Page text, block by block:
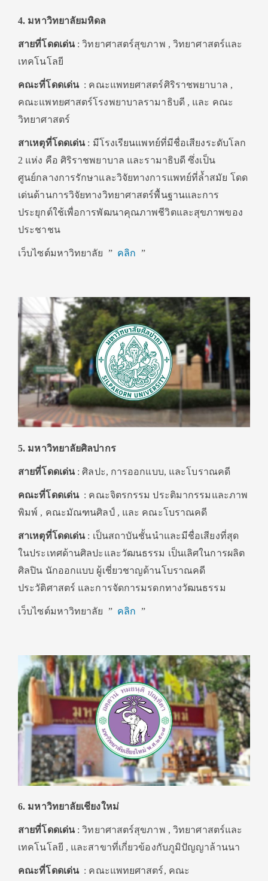
4. มหาวิทยาลัยมหิดล
สายที่โดดเด่น: วิทยาศาสตร์สุขภาพ , วิทยาศาสตร์และ
เทคโนโลยี
คณะที่โดดเด่น: คณะแพทยศาสตร์ศิริราชพยาบาล ,
คณะแพทยศาสตร์โรงพยาบาลรามาธิบดี , และ คณะ
วิทยาศาสตร์
สาเหตุที่โดดเด่น: มีโรงเรียนแพทย์ที่มีชื่อเสียงระดับโลก
2 แห่ง คือ ศิริราชพยาบาล และรามาธิบดี ซึ่งเป็น
ศูนย์กลางการรักษาและวิจัยทางการแพทย์ที่ล้ำสมัย โดด
เด่นด้านการวิจัยทางวิทยาศาสตร์พื้นฐานและการ
ประยุกต์ใช้เพื่อการพัฒนาคุณภาพชีวิตและสุขภาพของ
ประชาชน
เว็บไซต์มหาวิทยาลัย ” คลิก ”
5. มหาวิทยาลัยศิลปากร
สายที่โดดเด่น: ศิลปะ, การออกแบบ, และโบราณคดี
คณะที่โดดเด่น: คณะจิตรกรรม ประติมากรรมและภาพ
พิมพ์ , คณะมัณฑนศิลป์ , และ คณะโบราณคดี
สาเหตุที่โดดเด่น: เป็นสถาบันชั้นนำและมีชื่อเสียงที่สุด
ในประเทศด้านศิลปะและวัฒนธรรม เป็นเลิศในการผลิต
ศิลปิน นักออกแบบ ผู้เชี่ยวชาญด้านโบราณคดี
ประวัติศาสตร์ และการจัดการมรดกทางวัฒนธรรม
เว็บไซต์มหาวิทยาลัย ” คลิก ”
6. มหาวิทยาลัยเชียงใหม่
สายที่โดดเด่น: วิทยาศาสตร์สุขภาพ , วิทยาศาสตร์และ
เทคโนโลยี , และสาขาที่เกี่ยวข้องกับภูมิปัญญาล้านนา
คณะที่โดดเด่น: คณะแพทยศาสตร์, คณะ